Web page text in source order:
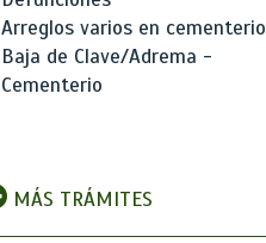
Arreglos varios en cementerio
Baja de Clave/Adrema -
Cementerio
MÁS TRÁMITES